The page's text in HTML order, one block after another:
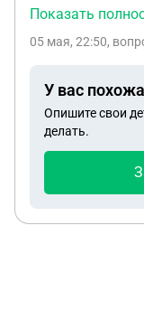
и проданного до
700тыс рублей
Показать
05 мая, 22:50,
У вас
Опишите свои
делать.